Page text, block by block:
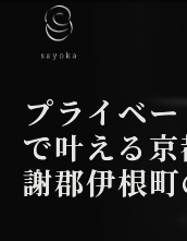
プライベ
で叶える
謝郡伊根